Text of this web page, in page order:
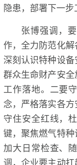
隐患，部署下一步
张博强调，
作，全力防范化解
深刻认识特种设
群众生命财产安
工作落地。二要
念，严格落实各
守住安全红线，
键，聚焦燃气特种
加大日常检查、
调，企业要主动